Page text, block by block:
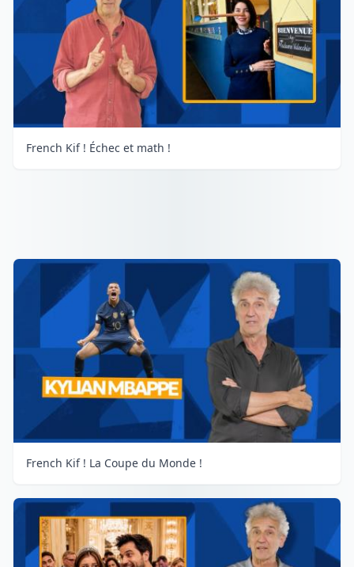
French Kif ! Échec et math !
French Kif ! La Coupe du Monde !